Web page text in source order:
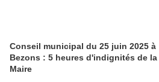
Conseil municipal du 25 juin 2025 à
Bezons : 5 heures d'indignités de la
Maire